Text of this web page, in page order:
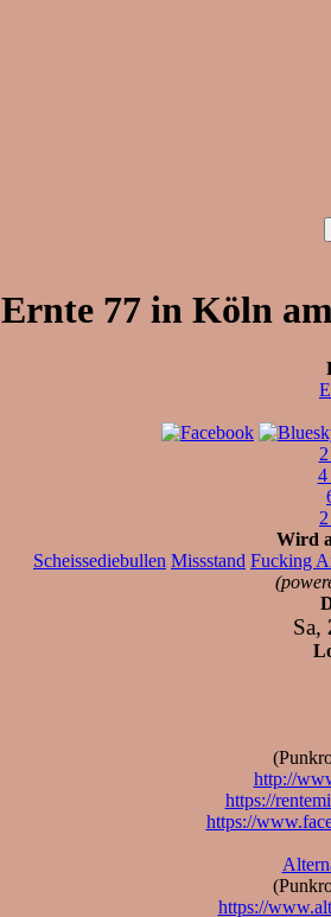
Ernte 77 in Köln
4
Wird
Scheissediebullen Missstand Fucking
Sa,
http://
https://
https://
https://